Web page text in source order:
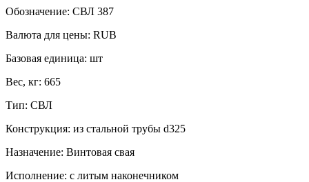
Обозначение: СВЛ 387
Валюта для цены: RUB
Базовая единица: шт
Вес, кг: 665
Тип: СВЛ
Конструкция: из стальной трубы d325
Назначение: Винтовая свая
Исполнение: с литым наконечником